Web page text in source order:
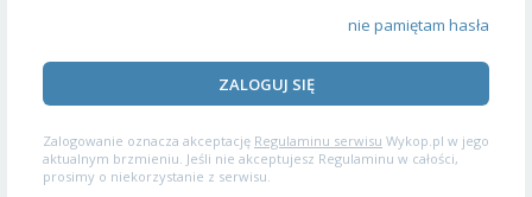
nie pamiętam hasła
ZALOGUJ SIĘ
Zalogowanie oznacza akceptację Regulaminu serwisu Wykop.pl w jego
aktualnym brzmieniu. Jeśli nie akceptujesz Regulaminu w całości,
prosimy o niekorzystanie z serwisu.